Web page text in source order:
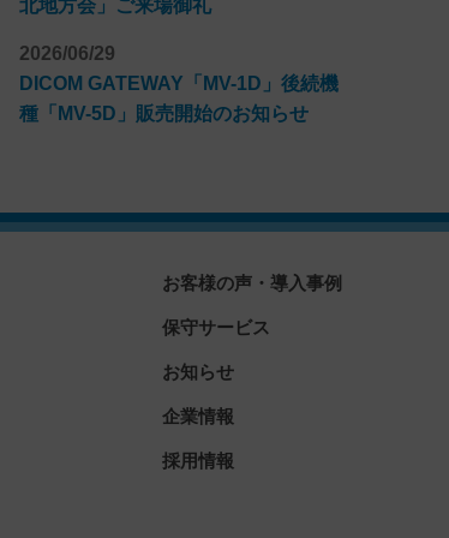
北地方会」ご来場御礼
2026/06/29
DICOM GATEWAY「MV-1D」後続機
種「MV-5D」販売開始のお知らせ
お客様の声・導入事例
保守サービス
お知らせ
企業情報
採用情報